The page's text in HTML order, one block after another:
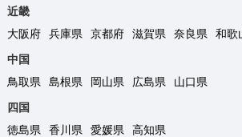
近畿
大阪府
兵庫県 京都府 滋賀県 奈良県
和歌
中国
鳥取県
島根県 岡山県 広島県
山口県
四国
徳島県
香川県 愛媛県
高知県